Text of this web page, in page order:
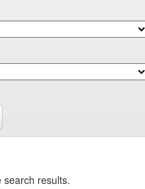
search results.